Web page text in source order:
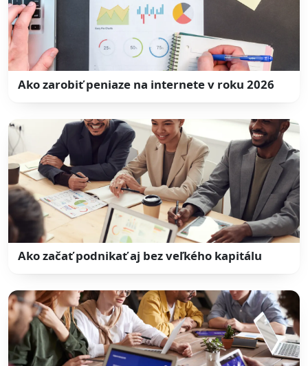
Ako zarobiť peniaze na internete v roku 2026
Ako začať podnikať aj bez veľkého kapitálu